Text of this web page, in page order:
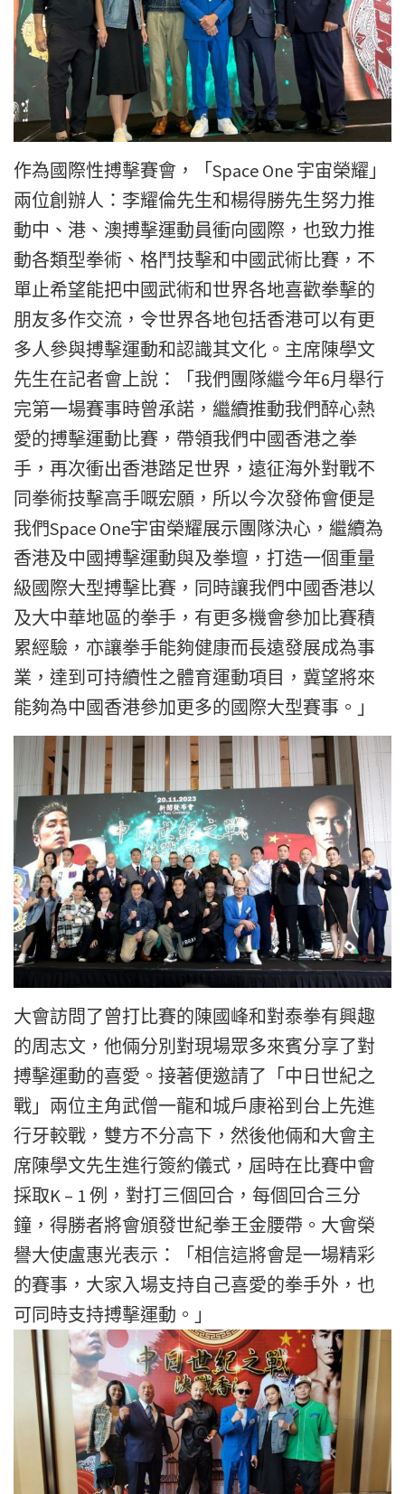
作為國際性搏擊賽會，「Space One 宇宙榮耀」
兩位創辦人：李耀倫先生和楊得勝先生努力推
動中、港、澳搏擊運動員衝向國際，也致力推
動各類型拳術、格鬥技擊和中國武術比賽，不
單止希望能把中國武術和世界各地喜歡拳擊的
朋友多作交流，令世界各地包括香港可以有更
多人參與搏擊運動和認識其文化。主席陳學文
先生在記者會上說：「我們團隊繼今年6月舉行
完第一場賽事時曾承諾，繼續推動我們醉心熱
愛的搏擊運動比賽，帶領我們中國香港之拳
手，再次衝出香港踏足世界，遠征海外對戰不
同拳術技擊高手嘅宏願，所以今次發佈會便是
我們Space One宇宙榮耀展示團隊決心，繼續為
香港及中國搏擊運動與及拳壇，打造一個重量
級國際大型搏擊比賽，同時讓我們中國香港以
及大中華地區的拳手，有更多機會參加比賽積
累經驗，亦讓拳手能夠健康而長遠發展成為事
業，達到可持續性之體育運動項目，冀望將來
能夠為中國香港參加更多的國際大型賽事。」
大會訪問了曾打比賽的陳國峰和對泰拳有興趣
的周志文，他倆分別對現場眾多來賓分享了對
搏擊運動的喜愛。接著便邀請了「中日世紀之
戰」兩位主角武僧一龍和城戶康裕到台上先進
行牙較戰，雙方不分高下，然後他倆和大會主
席陳學文先生進行簽約儀式，屆時在比賽中會
採取K – 1 例，對打三個回合，每個回合三分
鐘，得勝者將會頒發世紀拳王金腰帶。大會榮
譽大使盧惠光表示：「相信這將會是一場精彩
的賽事，大家入場支持自己喜愛的拳手外，也
可同時支持搏擊運動。」